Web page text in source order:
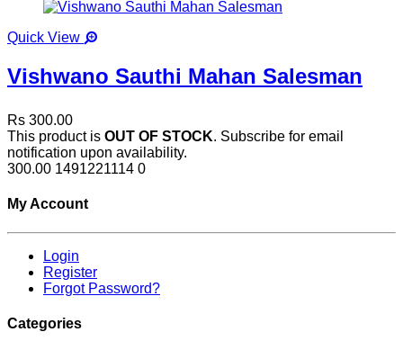
Quick View
Vishwano Sauthi Mahan Salesman
Rs 300.00
This product is OUT OF STOCK. Subscribe for email
notification upon availability.
300.00 1491221114 0
My Account
Login
Register
Forgot Password?
Categories